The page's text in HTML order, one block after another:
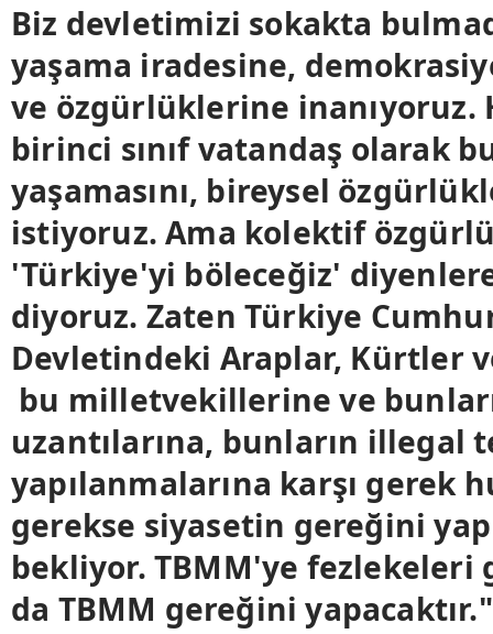
Biz devletimizi sokakta
yaşama iradesine,
ve özgürlüklerine inanıyoruz.
birinci sınıf vatandaş olarak
yaşamasını, bireysel
istiyoruz. Ama kolektif
'Türkiye'yi böleceğiz'
diyoruz. Zaten Türkiye
Devletindeki Araplar, Kürtler
bu milletvekillerine ve
uzantılarına, bunların illegal
yapılanmalarına karşı gerek
gerekse siyasetin gereğini
bekliyor. TBMM'ye fezlekeleri
da TBMM gereğini